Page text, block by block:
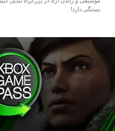
بستگی دارد!